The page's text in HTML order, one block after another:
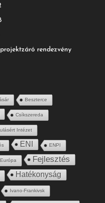
rendezvény
Beszterce
Csíkszereda
Intézet
ENI ENPI
Európa Fejlesztés
Hatékonyság
Ivano-Frankivsk